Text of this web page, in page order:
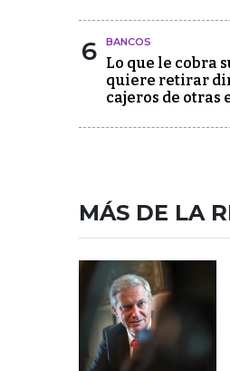
6 BANCOS
Lo que le cobra
quiere retirar
cajeros de otras
MÁS DE LA